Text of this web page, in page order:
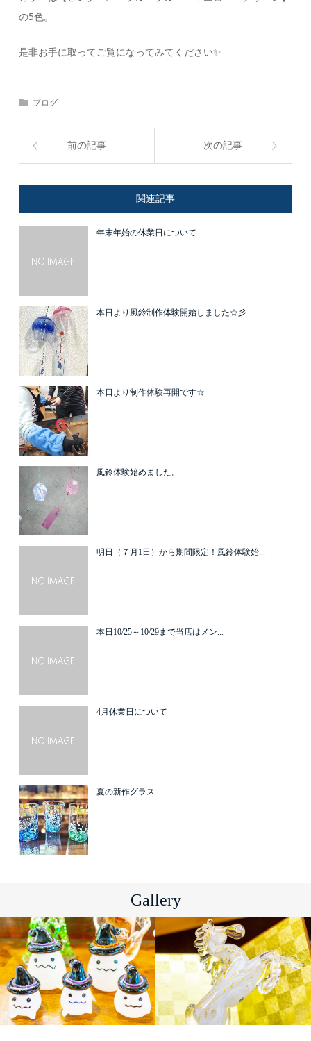
の5色。
是非お手に取ってご覧になってみてください✨
ブログ
前の記事 次の記事
関連記事
年末年始の休業日について
本日より風鈴制作体験開始しました☆彡
本日より制作体験再開です☆
風鈴体験始めました。
明日（７月1日）から期間限定！風鈴体験始...
本日10/25～10/29まで当店はメン...
4月休業日について
夏の新作グラス
Gallery
ガラス商品 ガラス商品